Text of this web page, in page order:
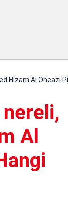
Hizam Al Oneazi
Al